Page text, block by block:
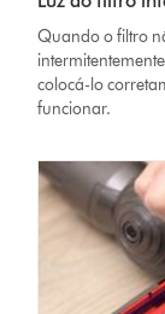
Quando o filtro
colocá-lo
funcionar.